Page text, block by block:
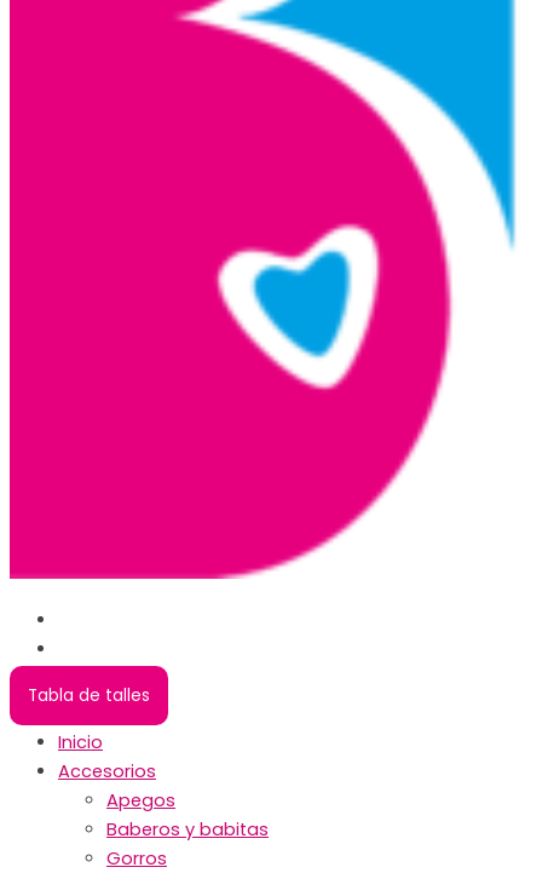
Tabla de talles
Inicio
Accesorios
Apegos
Baberos y babitas
Gorros